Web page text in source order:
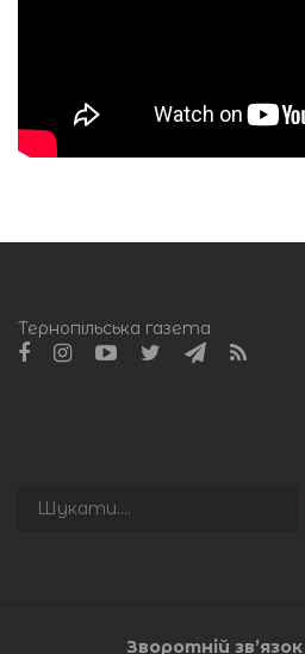
Тернопільська газета
Пошук
Зворотній зв’язок